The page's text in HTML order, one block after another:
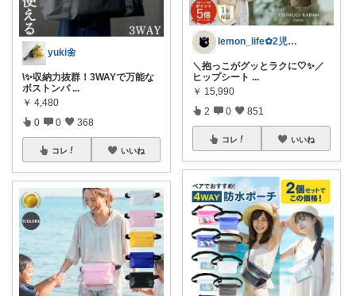
yuki🌼
\✨収納力抜群！3WAYで万能な
ボストンバ ...
￥ 4,480
0 0 368
コレ いいね
lemon_life✿2児ママ
＼抱っこがグッとラクに🤍✨／
ヒップシート ...
￥ 15,990
2 0 851
コレ いいね